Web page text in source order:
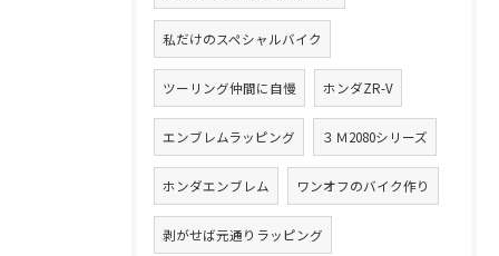
私だけのスペシャルバイク
ツーリング仲間に自慢 ホンダZR-V
エンブレムラッピング ３Ｍ2080シリーズ
ホンダエンブレム ワンオフのバイク作り
剥がせば元通りラッピング